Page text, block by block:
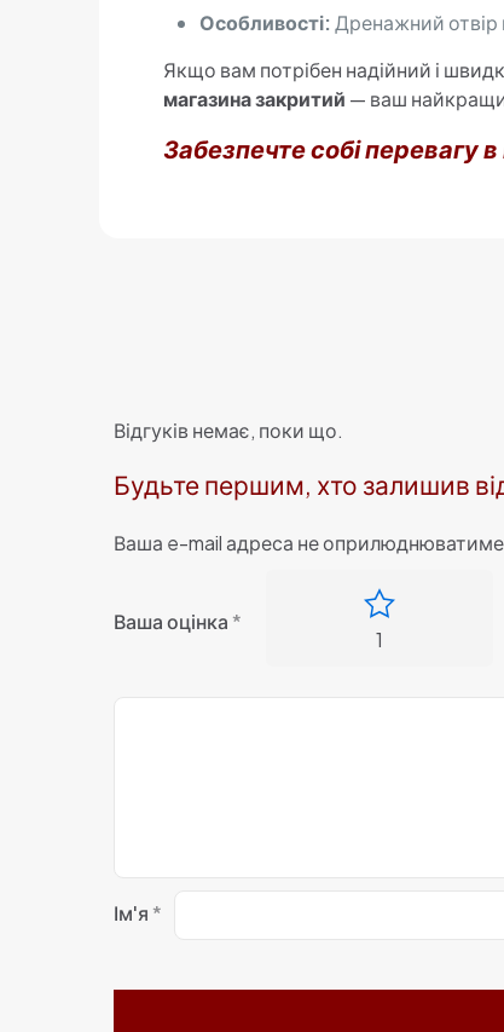
Особливості: Дренажний отвір
Якщо вам потрібен надійний і
магазина закритий — ваш
Забезпечте собі перевагу
Відгуків немає, поки що.
Будьте першим, хто залишив
Ваша e-mail адреса не
Ваша оцінка*
1
Ім'я*